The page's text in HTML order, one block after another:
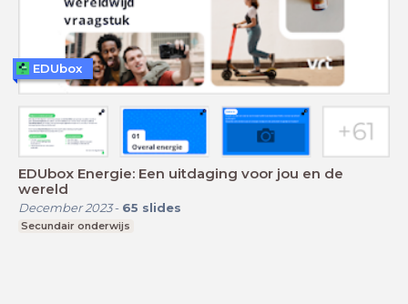
EDUbox Energie: Een uitdaging voor jou en de
wereld
December 2023- 65 slides
Secundair onderwijs
EDUbox